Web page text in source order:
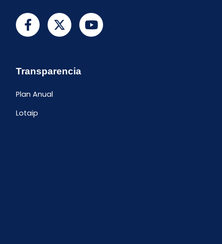
Transparencia
Plan Anual
Lotaip